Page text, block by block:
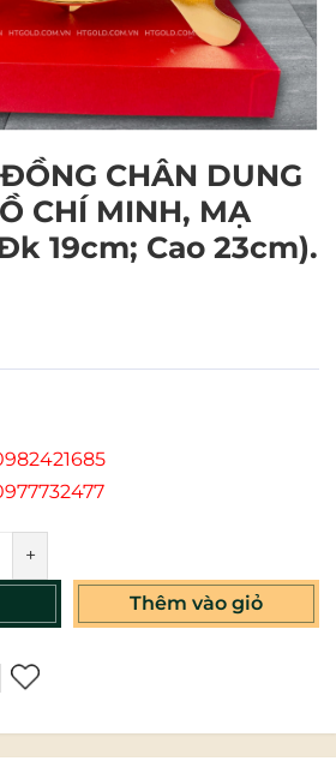
CHÂN DUNG
CHÍ MINH, MẠ
19cm; Cao 23cm).
+
Thêm vào giỏ